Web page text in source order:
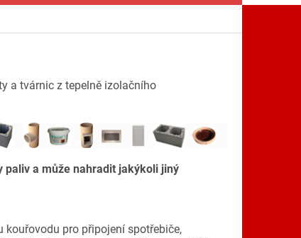
a tvárnic z tepelně izolačního
paliv a může nahradit jakýkoli jiný
pro připojení spotřebiče,